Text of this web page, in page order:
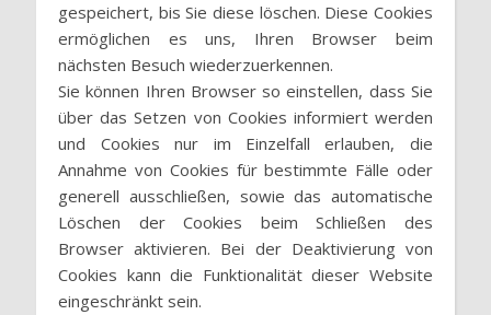
gespeichert, bis Sie diese löschen. Diese Cookies
ermöglichen es uns, Ihren Browser beim
nächsten Besuch wiederzuerkennen.
Sie können Ihren Browser so einstellen, dass Sie
über das Setzen von Cookies informiert werden
und Cookies nur im Einzelfall erlauben, die
Annahme von Cookies für bestimmte Fälle oder
generell ausschließen, sowie das automatische
Löschen der Cookies beim Schließen des
Browser aktivieren. Bei der Deaktivierung von
Cookies kann die Funktionalität dieser Website
eingeschränkt sein.